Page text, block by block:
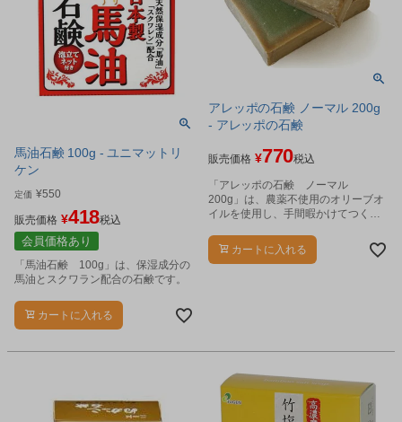
馬油石鹸 100g - ユニマットリ
ケン
定価 ¥550
販売価格 ¥418税込
会員価格あり
「馬油石鹸 100g」は、保湿成分の
馬油とスクワラン配合の石鹸です。
カートに入れる
アレッポの石鹸 ノーマル 200g
- アレッポの石鹸
販売価格 ¥770税込
「アレッポの石鹸 ノーマル
200g」は、農薬不使用のオリーブオ
イルを使用し、手間暇かけてつくっ
カートに入れる